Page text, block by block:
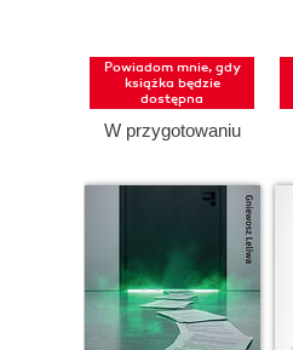
rozszerzony.
Część 2 (wydanie
z numerem
Powiadom mnie, gdy
książka będzie
dostępna
W przygotowaniu